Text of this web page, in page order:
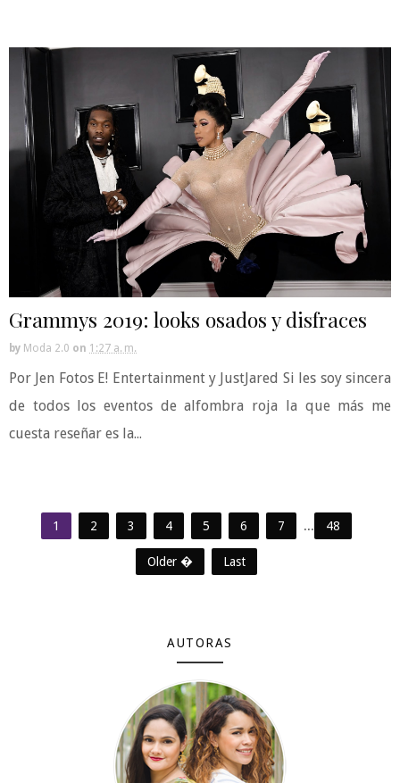
Grammys 2019: looks osados y disfraces
by Moda 2.0 on 1:27 a. m.
Por Jen Fotos E! Entertainment y JustJared Si les soy sincera
de todos los eventos de alfombra roja la que más me
cuesta reseñar es la...
1 2 3 4 5 6 7 ... 48
Older � Last
AUTORAS